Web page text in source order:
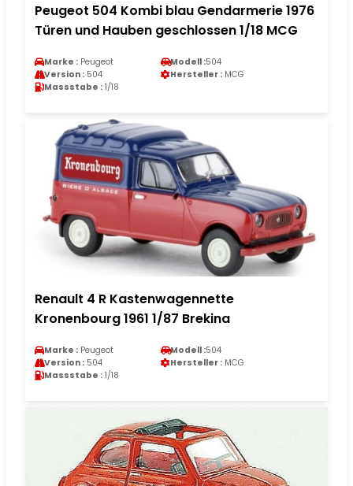
Peugeot 504 Kombi blau Gendarmerie 1976
Türen und Hauben geschlossen 1/18 MCG
Marke : Peugeot Modell :504
Version : 504 Hersteller : MCG
Massstabe : 1/18
Renault 4 R Kastenwagennette
Kronenbourg 1961 1/87 Brekina
Marke : Peugeot Modell :504
Version : 504 Hersteller : MCG
Massstabe : 1/18